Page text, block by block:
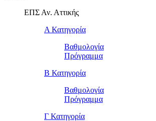
ΕΠΣ Αν. Αττικής
Α Κατηγορία
Βαθμολογία
Πρόγραμμα
Β Κατηγορία
Βαθμολογία
Πρόγραμμα
Γ Κατηγορία